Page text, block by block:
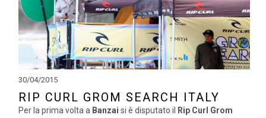
30/04/2015
RIP CURL GROM SEARCH ITALY
Per la prima volta a Banzai si è disputato il
Rip Curl Grom